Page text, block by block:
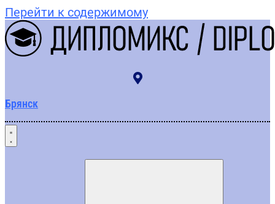
Перейти к содержимому
Брянск